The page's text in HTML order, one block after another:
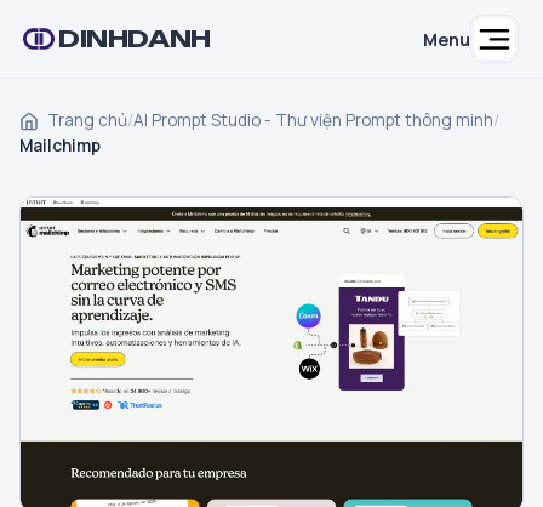
DINHDANH Menu
Trang chủ/AI Prompt Studio - Thư viện Prompt thông minh/
Mailchimp